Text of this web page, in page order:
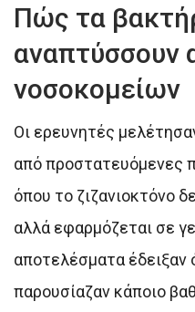
Πώς τα
αναπτύσσουν
νοσοκομείων
Οι ερευνητές
από προστατευόμενες
όπου το ζιζανιοκτόνο
αλλά εφαρμόζεται σε
αποτελέσματα έδειξαν
παρουσίαζαν κάποιο